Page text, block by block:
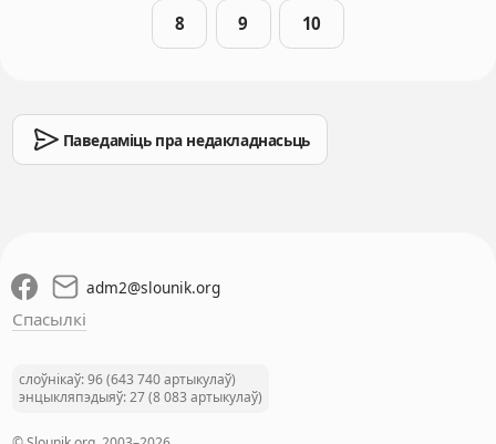
8 9 10
Паведаміць пра недакладнасьць
adm2@slounik.org
Спасылкі
слоўнікаў: 96 (643 740 артыкулаў)
энцыкляпэдыяў: 27 (8 083 артыкулаў)